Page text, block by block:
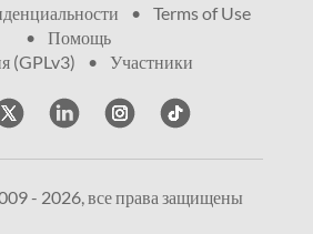
•
Terms of Use
•
Помощь
(GPLv3) • Участники
- 2026, все права защищены